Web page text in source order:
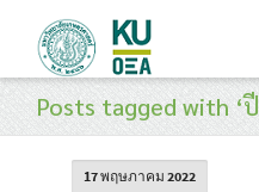
Posts tagged with ‘
17 พฤษภาคม 2022